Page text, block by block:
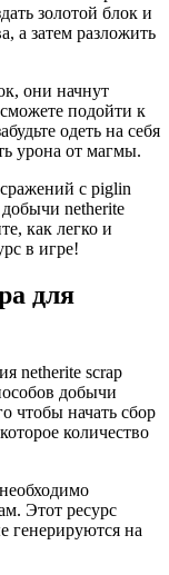
золотой блок и
а затем разложить
они начнут
подойти к
одеть на себя
урона от магмы.
с piglin
добычи netherite
как легко и
в игре!
для
netherite scrap
добычи
чтобы начать сбор
количество
Этот ресурс
генерируются на